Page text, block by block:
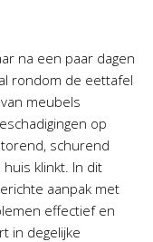
na een paar dagen
rondom de eettafel
meubels
op
schurend
klinkt. In dit
aanpak met
effectief en
in degelijke